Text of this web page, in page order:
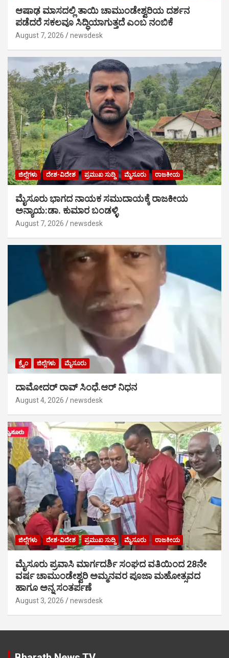
ಆಷಾಢ ಮಾಸದಲ್ಲಿ ತಾಯಿ ಚಾಮುಂಡೇಶ್ವರಿಯ ದರ್ಶನ
ಪಡೆದರೆ ಸಕಲವೂ ಸಿದ್ಧಿಯಾಗುತ್ತದೆ ಎಂಬ ನಂಬಿಕೆ
August 7, 2026 newsdesk
ಜಿಲ್ಲೆಗಳು ದೇಶ-ವಿದೇಶ ಪ್ರಮುಖ ಸುದ್ದಿ ಮೈಸೂರು ರಾಜಕೀಯ
ಮೈಸೂರು ಭಾಗದ ನಾಯಕ ಸಮುದಾಯಕ್ಕೆ ರಾಜಕೀಯ
ಅನ್ಯಾಯ:ಡಾ. ಕುಮಾರ ಬಂಡಳ್ಳಿ
August 7, 2026 newsdesk
ಕ್ರೈಂ ಜಿಲ್ಲೆಗಳು ಮೈಸೂರು
ದಾಮೋದರ್ ರಾವ್ ಸಿಂಧೆ.ಆರ್ ನಿಧನ
August 4, 2026 newsdesk
ಜಿಲ್ಲೆಗಳು ದೇಶ-ವಿದೇಶ ಪ್ರಮುಖ ಸುದ್ದಿ ಮೈಸೂರು ರಾಜಕೀಯ
ಮೈಸೂರು ಪ್ರವಾಸಿ ಮಾರ್ಗದರ್ಶಿ ಸಂಘದ ವತಿಯಿಂದ 28ನೇ
ವರ್ಷ ಚಾಮುಂಡೇಶ್ವರಿ ಅಮ್ಮನವರ ಪೂಜಾ ಮಹೋತ್ಸವದ
ಹಾಗೂ ಅನ್ನ ಸಂತರ್ಪಣೆ
August 3, 2026 newsdesk